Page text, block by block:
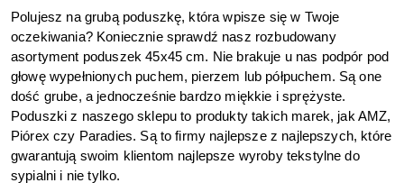
Polujesz na grubą poduszkę, która wpisze się w Twoje
oczekiwania? Koniecznie sprawdź nasz rozbudowany
asortyment poduszek 45x45 cm. Nie brakuje u nas podpór pod
głowę wypełnionych puchem, pierzem lub półpuchem. Są one
dość grube, a jednocześnie bardzo miękkie i sprężyste.
Poduszki z naszego sklepu to produkty takich marek, jak AMZ,
Piórex czy Paradies. Są to firmy najlepsze z najlepszych, które
gwarantują swoim klientom najlepsze wyroby tekstylne do
sypialni i nie tylko.